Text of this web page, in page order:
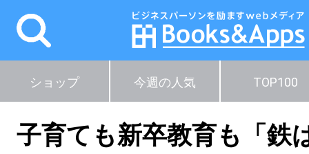
ショップ 今週の人気 TOP100
子育ても新卒教育も「鉄